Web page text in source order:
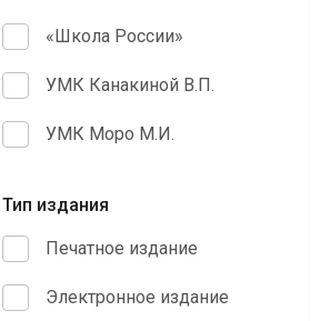
«Школа России»
УМК Канакиной В.П.
УМК Моро М.И.
Тип издания
Печатное издание
Электронное издание